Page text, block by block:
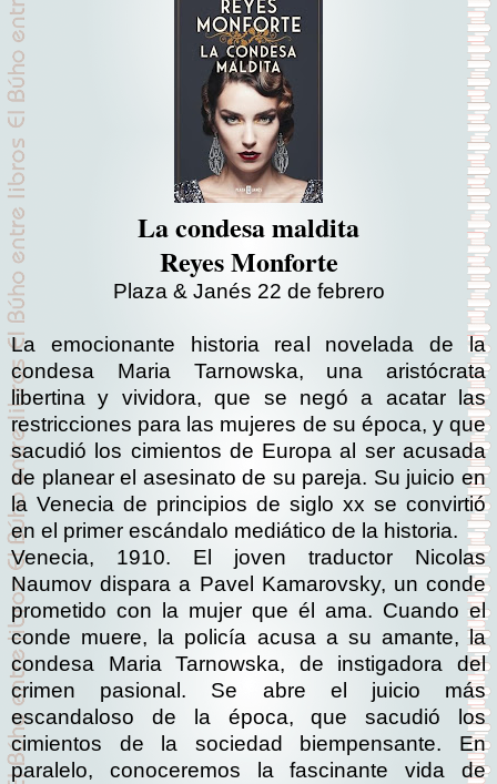
La condesa maldita
Reyes Monforte
Plaza & Janés 22 de febrero
La emocionante historia real novelada de la
condesa Maria Tarnowska, una aristócrata
libertina y vividora, que se negó a acatar las
restricciones para las mujeres de su época, y que
sacudió los cimientos de Europa al ser acusada
de planear el asesinato de su pareja. Su juicio en
la Venecia de principios de siglo xx se convirtió
en el primer escándalo mediático de la historia.
Venecia, 1910. El joven traductor Nicolas
Naumov dispara a Pavel Kamarovsky, un conde
prometido con la mujer que él ama. Cuando el
conde muere, la policía acusa a su amante, la
condesa Maria Tarnowska, de instigadora del
crimen pasional. Se abre el juicio más
escandaloso de la época, que sacudió los
cimientos de la sociedad biempensante. En
paralelo, conoceremos la fascinante vida de